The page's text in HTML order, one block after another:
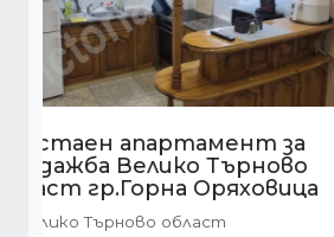
Двустаен
продажба Велико
област гр.Горна
Велико Търново област